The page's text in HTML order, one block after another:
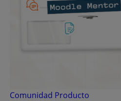
Comunidad Producto